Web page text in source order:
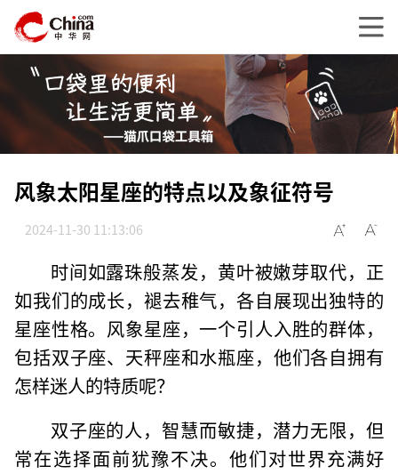
风象太阳星座的特点以及象征符号
2024-11-30 11:13:06
时间如露珠般蒸发，黄叶被嫩芽取代，正
如我们的成长，褪去稚气，各自展现出独特的
星座性格。风象星座，一个引人入胜的群体，
包括双子座、天秤座和水瓶座，他们各自拥有
怎样迷人的特质呢？
双子座的人，智慧而敏捷，潜力无限，但
常在选择面前犹豫不决。他们对世界充满好